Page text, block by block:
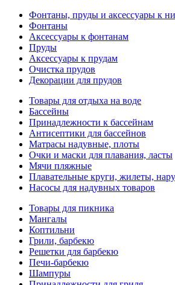
Фонтаны, пруды и аксессуары к
Фонтаны
Аксессуары к фонтанам
Пруды
Аксессуары к прудам
Очистка прудов
Декорации для прудов
Товары для отдыха на воде
Бассейны
Принадлежности к бассейнам
Антисептики для бассейнов
Матраcы надувные, плоты
Очки и маски для плавания, ласты
Мячи пляжные
Плавательные круги, жилеты,
Насосы для надувных товаров
Товары для пикника
Мангалы
Коптильни
Грили, барбекю
Решетки для барбекю
Печи-барбекю
Шампуры